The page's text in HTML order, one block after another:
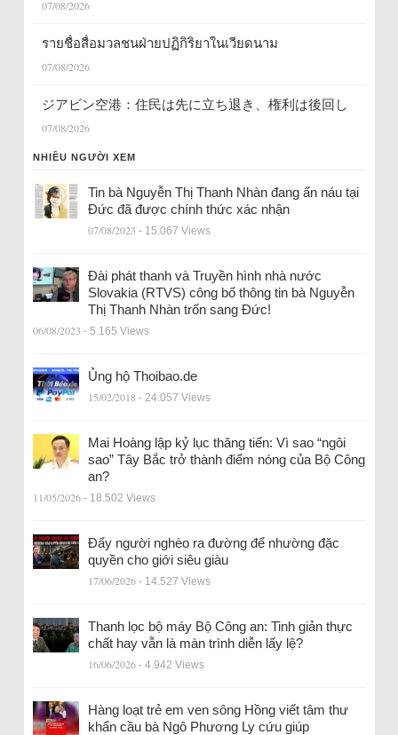
07/08/2026
รายชื่อสื่อมวลชนฝ่ายปฏิกิริยาในเวียดนาม
07/08/2026
ジアビン空港：住民は先に立ち退き、権利は後回し
07/08/2026
NHIỀU NGƯỜI XEM
Tin bà Nguyễn Thị Thanh Nhàn đang ẩn náu tại
Đức đã được chính thức xác nhận
07/08/2023 - 15.067 Views
Đài phát thanh và Truyền hình nhà nước
Slovakia (RTVS) công bố thông tin bà Nguyễn
Thị Thanh Nhàn trốn sang Đức!
06/08/2023 - 5.165 Views
Ủng hộ Thoibao.de
15/02/2018 - 24.057 Views
Mai Hoàng lập kỷ lục thăng tiến: Vì sao “ngôi
sao” Tây Bắc trở thành điểm nóng của Bộ Công
an?
11/05/2026 - 18.502 Views
Đẩy người nghèo ra đường để nhường đặc
quyền cho giới siêu giàu
17/06/2026 - 14.527 Views
Thanh lọc bộ máy Bộ Công an: Tinh giản thực
chất hay vẫn là màn trình diễn lấy lệ?
16/06/2026 - 4.942 Views
Hàng loạt trẻ em ven sông Hồng viết tâm thư
khẩn cầu bà Ngô Phương Ly cứu giúp